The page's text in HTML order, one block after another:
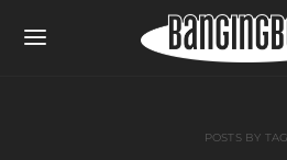
POSTS BY TAG